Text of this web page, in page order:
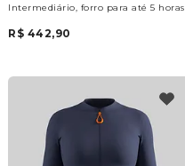
Intermediário, forro para até 5 horas
R$ 442,90